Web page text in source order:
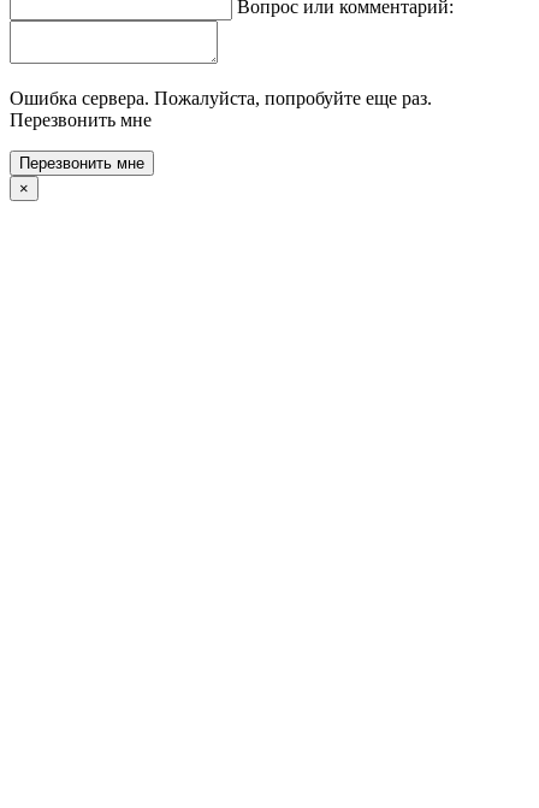
Вопрос или комментарий:
Ошибка сервера. Пожалуйста, попробуйте еще раз.
Перезвонить мне
×